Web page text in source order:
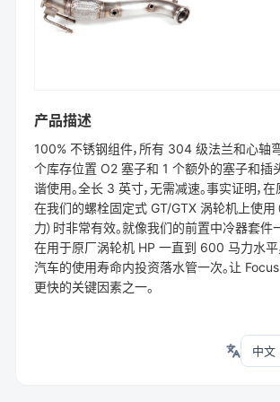
产品描述
100% 不锈钢组件，所有 304 级法兰和心轴
个库存位置 O2 塞子和 1 个额外的塞子和插
谐使用。全长 3 英寸，无需减速。事实证明，
在我们的螺栓固定式 GT/GTX 涡轮机上使用
力）时非常有效。就像我们的前置中冷器套件
在用于原厂涡轮机 HP 一直到 600 马力水平
汽车的使用寿命内投资落水管一次。让
更快的关键因素之一。